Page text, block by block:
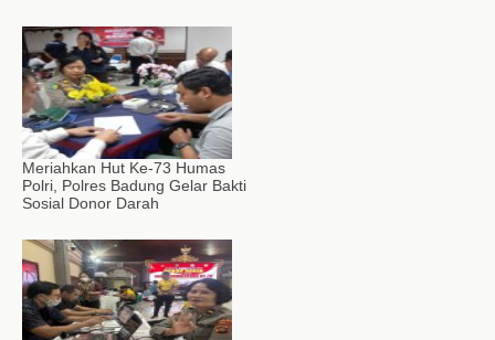
Meriahkan Hut Ke-73 Humas
Polri, Polres Badung Gelar Bakti
Sosial Donor Darah